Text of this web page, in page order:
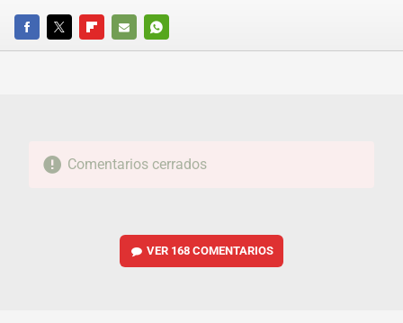
FACEBOOKTWITTERFLIPBOARD
E-
WHATSAPP
Comentarios cerrados
VER 168 COMENTARIOS